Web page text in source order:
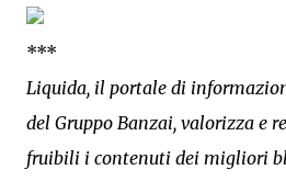
***
Liquida, il portale di
del Gruppo Banzai, valorizza e
fruibili i contenuti dei migliori